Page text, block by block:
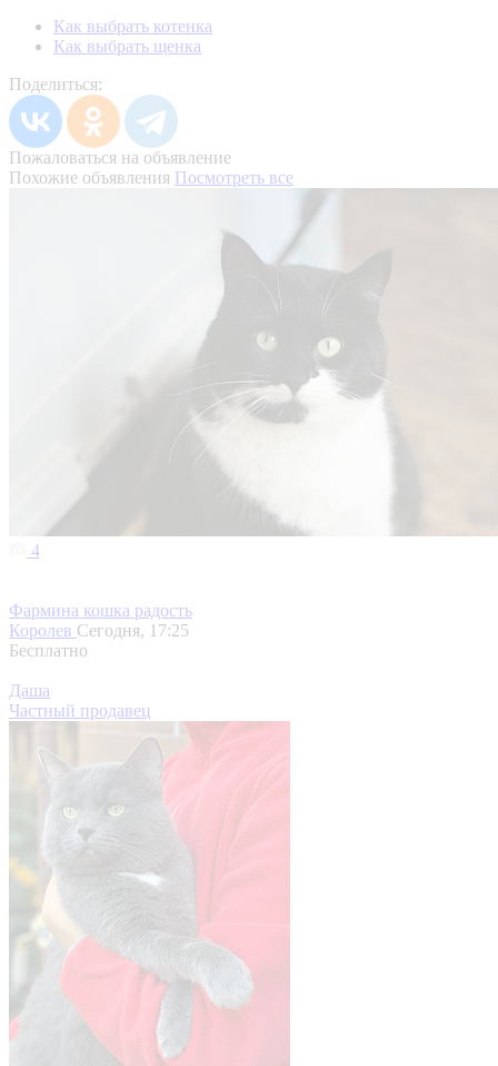
Как выбрать котенка
Как выбрать щенка
Поделиться:
Пожаловаться на объявление
Похожие объявления Посмотреть все
4
Фармина кошка радость
Королев Сегодня, 17:25
Бесплатно
Даша
Частный продавец